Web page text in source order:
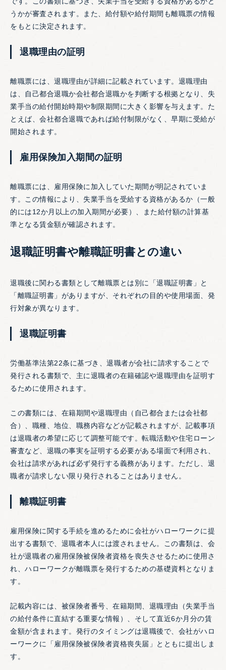
うかが審査されます。また、給付額や給付期間も離職票の情報
をもとに決定されます。
退職理由の証明
離職票には、退職理由が詳細に記載されています。退職理由
は、自己都合退職か会社都合退職かを判断する根拠となり、失
業手当の給付開始時期や制限期間に大きく影響を与えます。た
とえば、会社都合退職であれば給付制限がなく、早期に受給が
開始されます。
雇用保険加入期間の証明
離職票には、雇用保険に加入していた期間が明記されていま
す。この情報により、失業手当を受給する資格があるか（一般
的には12か月以上の加入期間が必要）、また給付額の計算基
準となる賃金額が確認されます。
退職証明書や離職証明書との違い
退職後に関わる書類として離職票とは別に「退職証明書」と
「離職証明書」がありますが、それぞれの目的や使用場面、発
行対象が異なります。
退職証明書
労働基準法第22条に基づき、退職者が会社に請求することで
発行される書類で、主に退職者の在籍確認や退職理由を証明す
るために使用されます。
この書類には、在籍期間や退職理由（自己都合または会社都
合）、職種、地位、職務内容などが記載されますが、記載事項
は退職者の希望に応じて調整可能です。転職活動や住宅ローン
審査など、退職の事実を証明する必要がある場面で利用され、
会社は請求があれば必ず発行する義務があります。ただし、退
職者が請求しない限り発行されることはありません。
離職証明書
雇用保険に関する手続を進めるために会社がハローワークに提
出する書類で、退職者本人には渡されません。この書類は、会
社が退職者の雇用保険被保険者資格を喪失させるために使用さ
れ、ハローワークが離職票を発行するための基礎資料となりま
す。
記載内容には、被保険者番号、在籍期間、退職理由（失業手当
の給付条件に直結する重要な情報）、そして直近6か月分の賃
金額が含まれます。発行のタイミングは退職後で、会社がハロ
ーワークに「雇用保険被保険者資格喪失届」とともに提出しま
す。